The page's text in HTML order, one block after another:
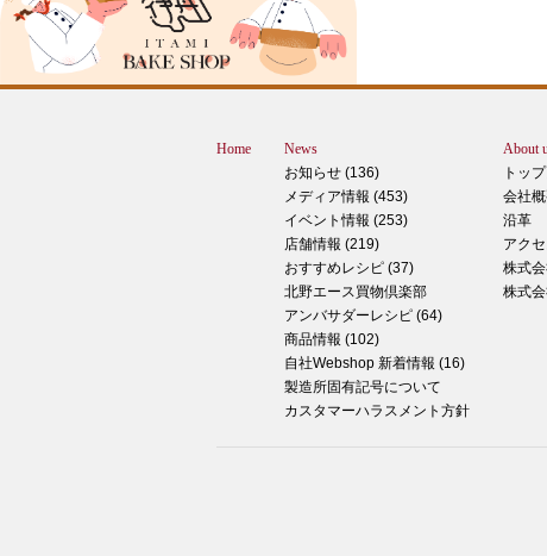
スMOMOテラス店の大西です。 いきなりで
すが、これは何だと思いますか？ ヒントは
12月に活躍するあの食べ物です！ はんぺ
す。 それでは正解発表です。リバースカ
ドオープン！！ なんと四角いピザなんで
す！今回は冬に大活躍のピザ、紹介いたし
す。 キタノセレクション手のばしピザ マ
ルゲリータ 北野エースオリジナル商品の
ザになります。特徴は何といってもこの
生地はひとつひとつ手で
2024年12月14日
もっちもち！和スイーツと一緒に素敵なテ
ータイムを ♪
Home
News
お知らせ (136)
メディア情報 (453)
イベント情報 (253)
店舗情報 (219)
おすすめレシピ (37)
北野エース買物倶楽部
アンバサダーレシピ (64)
商品情報 (102)
自社Webshop 新着情報 (16)
製造所固有記号について
カスタマーハラスメント方針
About
トッ
会社
沿革
アク
株式
株式